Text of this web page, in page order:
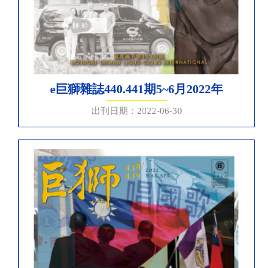
e巨獅雜誌440.441期5~6月2022年
出刊日期：2022-06-30